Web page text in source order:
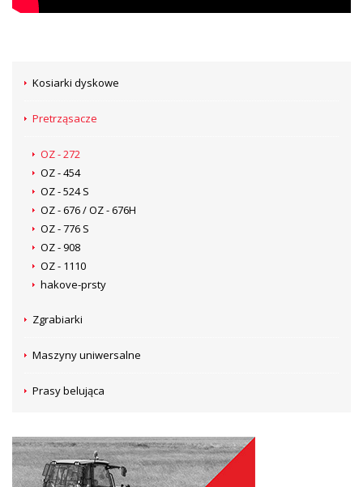
Kosiarki dyskowe
Pretrząsacze
OZ - 272
OZ - 454
OZ - 524 S
OZ - 676 / OZ - 676H
OZ - 776 S
OZ - 908
OZ - 1110
hakove-prsty
Zgrabiarki
Maszyny uniwersalne
Prasy belująca